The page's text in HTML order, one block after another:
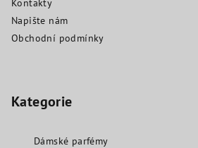
Kontakty
Napište nám
Obchodní podmínky
Kategorie
Dámské parfémy